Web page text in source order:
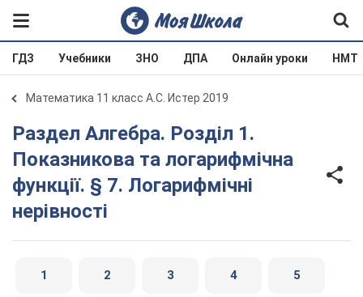
ГДЗ Учебники ЗНО ДПА Онлайн уроки НМТ
Математика 11 класс А.С. Истер 2019
Раздел Алгебра. Розділ 1.
Показникова та логарифмічна
функції. § 7. Логарифмічні
нерівності
1 2 3 4 5